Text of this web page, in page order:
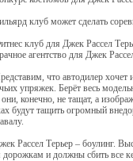
клуб может сделать
клуб для Джек Рассел
агентство для Джек
что автодилер
упряжек. Берёт весь
они, конечно, не тащат, а
будут тащить огромный
Рассел Терьер – боулинг.
дорожкам и должны сбить все